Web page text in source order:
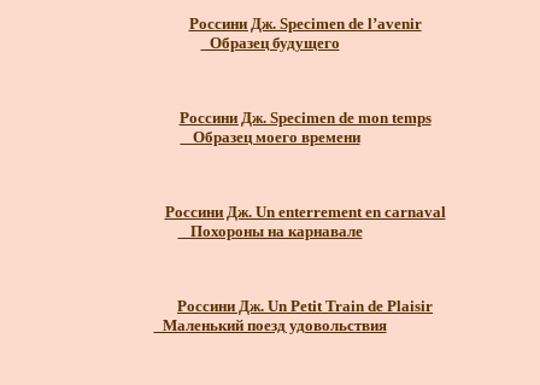
Россини Дж. Specimen de l’avenir
_Образец будущего
Россини Дж. Specimen de mon temps
_ Образец моего времени
Россини Дж. Un enterrement en carnaval
_ Похороны на карнавале
Россини Дж. Un Petit Train de Plaisir
_Маленький поезд удовольствия